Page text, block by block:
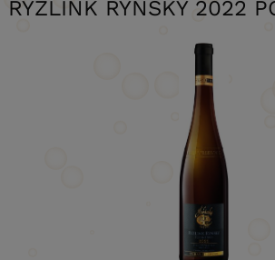
RYZLINK RÝNSKÝ 2022